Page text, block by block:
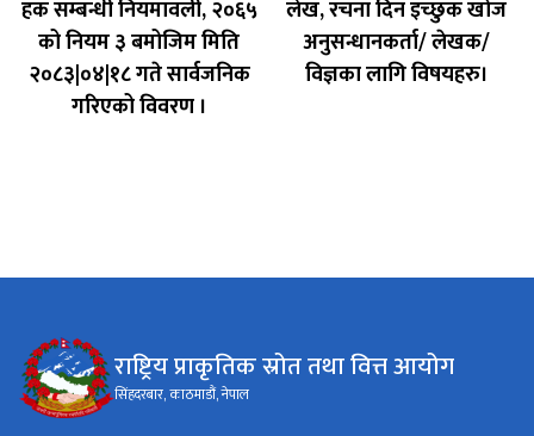
हक सम्बन्धी नियमावली, २०६५
को नियम ३ बमोजिम मिति
२०८३|०४|१८ गते सार्वजनिक
गरिएको विवरण ।
लेख, रचना दिन इच्छुक खोज
अनुसन्धानकर्ता/ लेखक/
विज्ञका लागि विषयहरु।
राष्ट्रिय प्राकृतिक स्रोत तथा वित्त आयोग
सिंहदरबार, काठमाडौं, नेपाल